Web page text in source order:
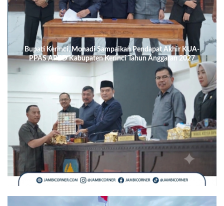
Bupati Kerinci, Monadi Sampaikan Pendapat Akhir KUA-
PPAS APBD Kabupaten Kerinci Tahun Anggaran 2027